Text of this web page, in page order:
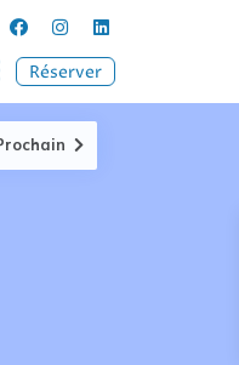
Réserver